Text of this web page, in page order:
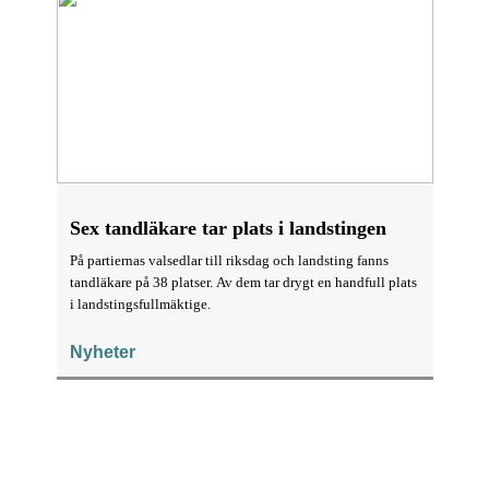
Sex tandläkare tar plats i landstingen
På partiernas valsedlar till riksdag och landsting fanns
tandläkare på 38 platser. Av dem tar drygt en handfull plats
i landstingsfullmäktige.
Nyheter